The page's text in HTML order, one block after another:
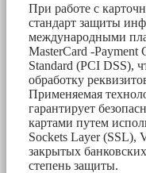
При работе с
стандарт защиты
международными
MasterCard -Payment
Standard (PCI DSS),
обработку
Применяемая
гарантирует
картами путем
Sockets Layer (SSL),
закрытых
степень защиты.